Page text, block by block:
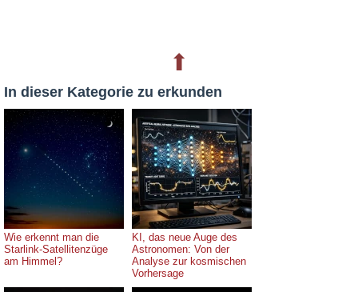
⬆
In dieser Kategorie zu erkunden
Wie erkennt man die
Starlink-Satellitenzüge
am Himmel?
KI, das neue Auge des
Astronomen: Von der
Analyse zur kosmischen
Vorhersage